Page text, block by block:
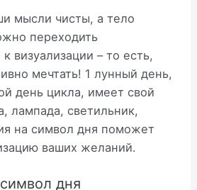
мысли чисты, а тело
переходить
визуализации – то есть,
мечтать! 1 лунный день,
день цикла, имеет свой
лампада, светильник,
на символ дня поможет
ваших желаний.
дня